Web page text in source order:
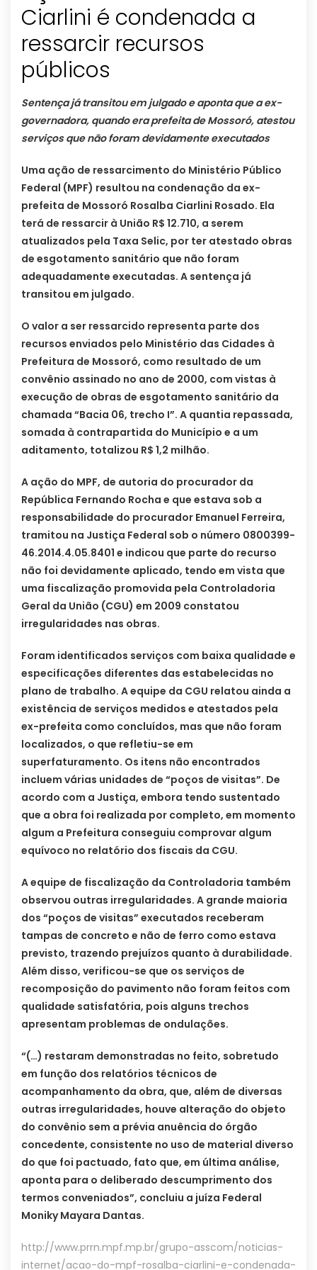
Ciarlini é condenada a
ressarcir recursos
públicos
Sentença já transitou em julgado e aponta que a ex-
governadora, quando era prefeita de Mossoró, atestou
serviços que não foram devidamente executados
Uma ação de ressarcimento do Ministério Público
Federal (MPF) resultou na condenação da ex-
prefeita de Mossoró Rosalba Ciarlini Rosado. Ela
terá de ressarcir à União R$ 12.710, a serem
atualizados pela Taxa Selic, por ter atestado obras
de esgotamento sanitário que não foram
adequadamente executadas. A sentença já
transitou em julgado.
O valor a ser ressarcido representa parte dos
recursos enviados pelo Ministério das Cidades à
Prefeitura de Mossoró, como resultado de um
convênio assinado no ano de 2000, com vistas à
execução de obras de esgotamento sanitário da
chamada “Bacia 06, trecho I”. A quantia repassada,
somada à contrapartida do Município e a um
aditamento, totalizou R$ 1,2 milhão.
A ação do MPF, de autoria do procurador da
República Fernando Rocha e que estava sob a
responsabilidade do procurador Emanuel Ferreira,
tramitou na Justiça Federal sob o número 0800399-
46.2014.4.05.8401 e indicou que parte do recurso
não foi devidamente aplicado, tendo em vista que
uma fiscalização promovida pela Controladoria
Geral da União (CGU) em 2009 constatou
irregularidades nas obras.
Foram identificados serviços com baixa qualidade e
especificações diferentes das estabelecidas no
plano de trabalho. A equipe da CGU relatou ainda a
existência de serviços medidos e atestados pela
ex-prefeita como concluídos, mas que não foram
localizados, o que refletiu-se em
superfaturamento. Os itens não encontrados
incluem várias unidades de “poços de visitas”. De
acordo com a Justiça, embora tendo sustentado
que a obra foi realizada por completo, em momento
algum a Prefeitura conseguiu comprovar algum
equívoco no relatório dos fiscais da CGU.
A equipe de fiscalização da Controladoria também
observou outras irregularidades. A grande maioria
dos “poços de visitas” executados receberam
tampas de concreto e não de ferro como estava
previsto, trazendo prejuízos quanto à durabilidade.
Além disso, verificou-se que os serviços de
recomposição do pavimento não foram feitos com
qualidade satisfatória, pois alguns trechos
apresentam problemas de ondulações.
“(…) restaram demonstradas no feito, sobretudo
em função dos relatórios técnicos de
acompanhamento da obra, que, além de diversas
outras irregularidades, houve alteração do objeto
do convênio sem a prévia anuência do órgão
concedente, consistente no uso de material diverso
do que foi pactuado, fato que, em última análise,
aponta para o deliberado descumprimento dos
termos conveniados”, concluiu a juíza Federal
Moniky Mayara Dantas.
http://www.prrn.mpf.mp.br/grupo-asscom/noticias-
internet/acao-do-mpf-rosalba-ciarlini-e-condenada-